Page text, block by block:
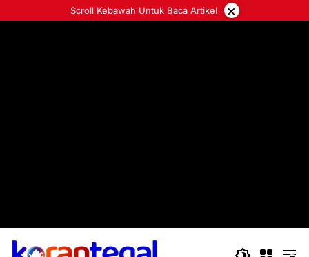
ke
Scroll Kebawah Untuk Baca Artikel ×